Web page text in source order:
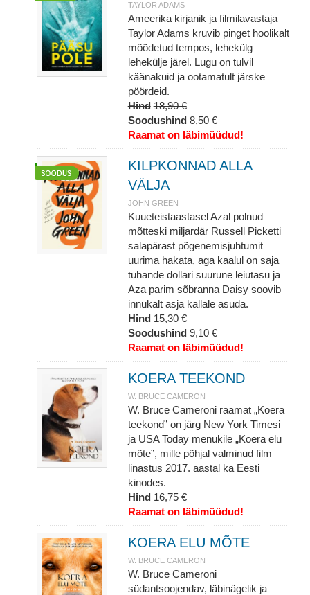
TAYLOR ADAMS
Ameerika kirjanik ja filmilavastaja
Taylor Adams kruvib pinget hoolikalt
mõõdetud tempos, lehekülg
lehekülje järel. Lugu on tulvil
käänakuid ja ootamatult järske
pöördeid.
Hind 18,90 €
Soodushind 8,50 €
Raamat on läbimüüdud!
KILPKONNAD ALLA
VÄLJA
JOHN GREEN
Kuueteistaastasel Azal polnud
mõtteski miljardär Russell Picketti
salapärast põgenemisjuhtumit
uurima hakata, aga kaalul on saja
tuhande dollari suurune leiutasu ja
Aza parim sõbranna Daisy soovib
innukalt asja kallale asuda.
Hind 15,30 €
Soodushind 9,10 €
Raamat on läbimüüdud!
KOERA TEEKOND
W. BRUCE CAMERON
W. Bruce Cameroni raamat „Koera
teekond” on järg New York Timesi
ja USA Today menukile „Koera elu
mõte”, mille põhjal valminud film
linastus 2017. aastal ka Eesti
kinodes.
Hind 16,75 €
Raamat on läbimüüdud!
KOERA ELU MÕTE
W. BRUCE CAMERON
W. Bruce Cameroni
südantsoojendav, läbinägelik ja